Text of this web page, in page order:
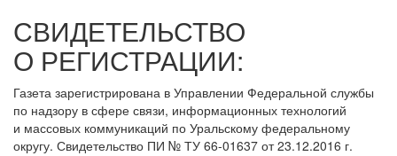
СВИДЕТЕЛЬСТВО
О РЕГИСТРАЦИИ:
Газета зарегистрирована в Управлении Федеральной службы
по надзору в сфере связи, информационных технологий
и массовых коммуникаций по Уральскому федеральному
округу. Свидетельство ПИ № ТУ 66-01637 от 23.12.2016 г.